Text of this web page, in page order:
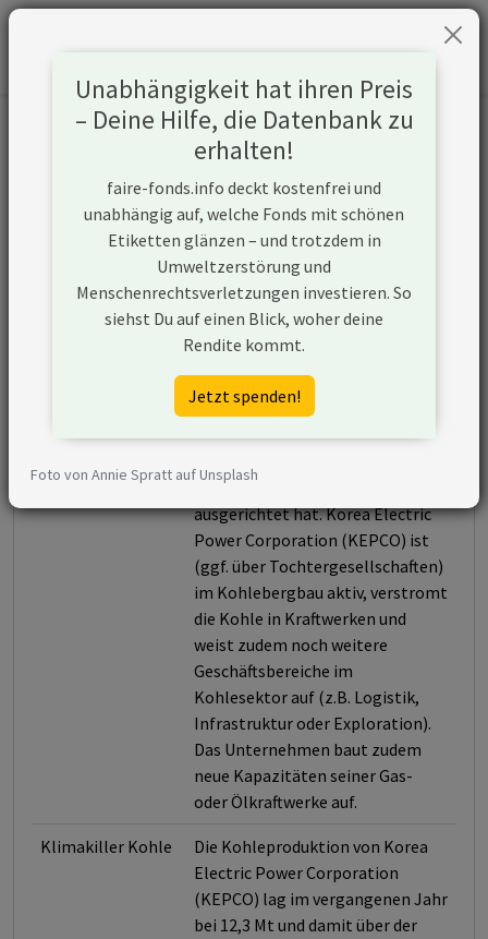
Informationen zum Unternehmen
Korea Electric Power Corporation
(KEPCO)
https://home.kepco.co.kr
Konflikte
Kurzbeschreibung
Korea Electric Power Corporation
(KEPCO) ist ein Unternehmen aus
Südkorea, das sein Geschäft
Wertschöpfungskette von Kohle
ausgerichtet hat. Korea Electric
Power Corporation (KEPCO) ist
(ggf. über Tochtergesellschaften)
im Kohlebergbau aktiv, verstromt
die Kohle in Kraftwerken und
weist zudem noch weitere
Geschäftsbereiche im
Kohlesektor auf (z.B. Logistik,
Infrastruktur oder Exploration).
Das Unternehmen baut zudem
neue Kapazitäten seiner Gas-
oder Ölkraftwerke auf.
Klimakiller Kohle
Die Kohleproduktion von Korea
Electric Power Corporation
(KEPCO) lag im vergangenen Jahr
bei 12,3 Mt und damit über der
Unabhängigkeit hat ihren Preis
– Deine Hilfe, die Datenbank zu
erhalten!
faire-fonds.info deckt kostenfrei und
unabhängig auf, welche Fonds mit schönen
Etiketten glänzen – und trotzdem in
Umweltzerstörung und
Menschenrechtsverletzungen investieren. So
siehst Du auf einen Blick, woher deine
Rendite kommt.
Jetzt spenden!
Foto von Annie Spratt auf Unsplash